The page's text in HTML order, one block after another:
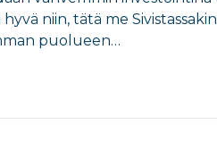
niin, tätä me
puolueen…